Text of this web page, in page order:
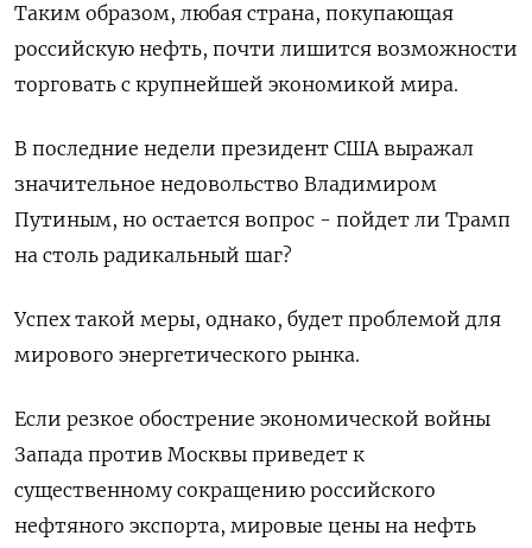
Таким образом, любая страна, покупающая
российскую нефть, почти лишится возможности
торговать с крупнейшей экономикой мира.
В последние недели президент США выражал
значительное недовольство Владимиром
Путиным, но остается вопрос - пойдет ли Трамп
на столь радикальный шаг?
Успех такой меры, однако, будет проблемой для
мирового энергетического рынка.
Если резкое обострение экономической войны
Запада против Москвы приведет к
существенному сокращению российского
нефтяного экспорта, мировые цены на нефть